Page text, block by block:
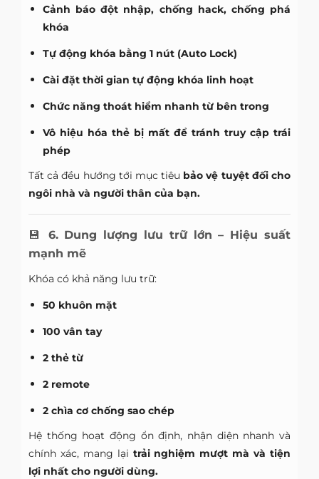
Cảnh báo đột nhập, chống hack, chống phá
khóa
Tự động khóa bằng 1 nút (Auto Lock)
Cài đặt thời gian tự động khóa linh hoạt
Chức năng thoát hiểm nhanh từ bên trong
Vô hiệu hóa thẻ bị mất để tránh truy cập trái
phép
Tất cả đều hướng tới mục tiêu bảo vệ tuyệt đối cho
ngôi nhà và người thân của bạn.
💾 6. Dung lượng lưu trữ lớn – Hiệu suất
mạnh mẽ
Khóa có khả năng lưu trữ:
50 khuôn mặt
100 vân tay
2 thẻ từ
2 remote
2 chìa cơ chống sao chép
Hệ thống hoạt động ổn định, nhận diện nhanh và
chính xác, mang lại trải nghiệm mượt mà và tiện
lợi nhất cho người dùng.